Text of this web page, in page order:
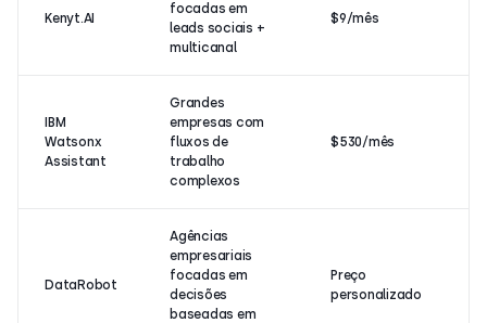
Kenyt.AI
focadas em
leads sociais +
multicanal
$9/mês
IBM
Watsonx
Assistant
Grandes
empresas com
fluxos de
trabalho
complexos
$530/mês
DataRobot
Agências
empresariais
focadas em
decisões
baseadas em
Preço
personalizado